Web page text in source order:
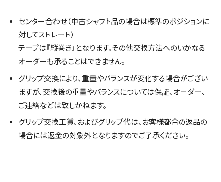
センター合わせ（中古シャフト品の場合は標準のポジションに
対してストレート）
テープは『縦巻き』となります。その他交換方法へのいかなる
オーダーも承ることはできません。
グリップ交換により、重量やバランスが変化する場合がござい
ますが、交換後の重量やバランスについては保証、オーダー、
ご連絡などは致しかねます。
グリップ交換工賃、およびグリップ代は、お客様都合の返品の
場合には返金の対象外となりますのでご了承ください。